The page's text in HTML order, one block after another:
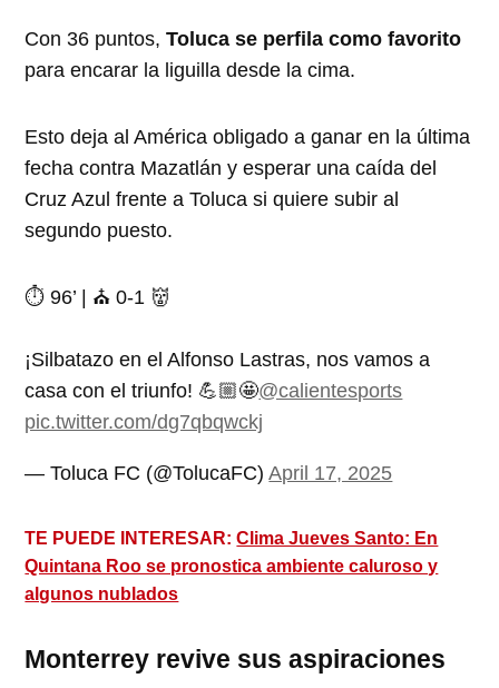
Con 36 puntos,Toluca se perfila como favorito
para encarar la liguilla desde la cima.
Esto deja al América obligado a ganar en la última
fecha contra Mazatlán y esperar una caída del
Cruz Azul frente a Toluca si quiere subir al
segundo puesto.
⏱ 96’ | ⛪️ 0-1 👹
¡Silbatazo en el Alfonso Lastras, nos vamos a
casa con el triunfo! 💪🏼🤩@calientesports
pic.twitter.com/dg7qbqwckj
— Toluca FC (@TolucaFC)April 17, 2025
TE PUEDE INTERESAR:Clima Jueves Santo: En
Quintana Roo se pronostica ambiente caluroso y
algunos nublados
Monterrey revive sus aspiraciones